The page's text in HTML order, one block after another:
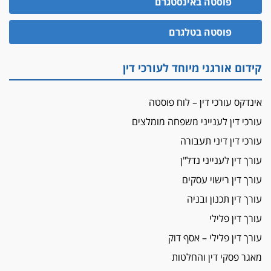
עו"ד גיל פרידמן והרפתקאות אופנוע השטח שלו
הזכות לטנף
זוכה עורך-דין שהשווה את ברק לסינוואר ואת
מאסר לעורך הדין
פיקטיביות בשם פלסטינים
על המידתיות
ביה"ד המשמעתי ביטל השעיה לצמיתות של
עורכת-דין שהביעה שמחה ב-7 באוקטובר
אשם
עו"ד הלל בבייב הורשע בהונאת עשרות לקוחות,
ההסדר: 7-9 שנות מאסר
דין ומקרקעין
עורך דין ברמת השרון נחקר בחשד למרמה בעסקת
פוסטה בטלגרם
קידום אורגני מיוחד לעורכי דין
אינדקס עורכי דין – לוח פוסטה
עורכי דין לענייני משפחה מומלצים
עורכי דין דיני תעבורה
עורך דין לענייני נדל"ן
עורך דין רישוי עסקים
עורך דין תכנון ובניה
עורך דין פלילי
עורך דין פלילי – אסף דוק
מאגר פסקי דין והחלטות